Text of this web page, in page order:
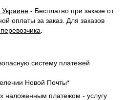
- Бесплатно при заказе от
оплаты за заказ. Для заказов
систему платежей
Новой Почты*
наложенным платежом - услугу